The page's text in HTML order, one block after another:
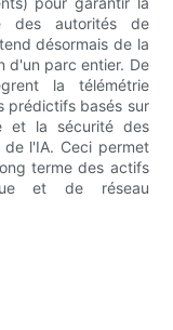
des autorités de
désormais de la
d'un parc entier. De
la télémétrie
prédictifs basés sur
et la sécurité des
l'IA. Ceci permet
terme des actifs
et de réseau